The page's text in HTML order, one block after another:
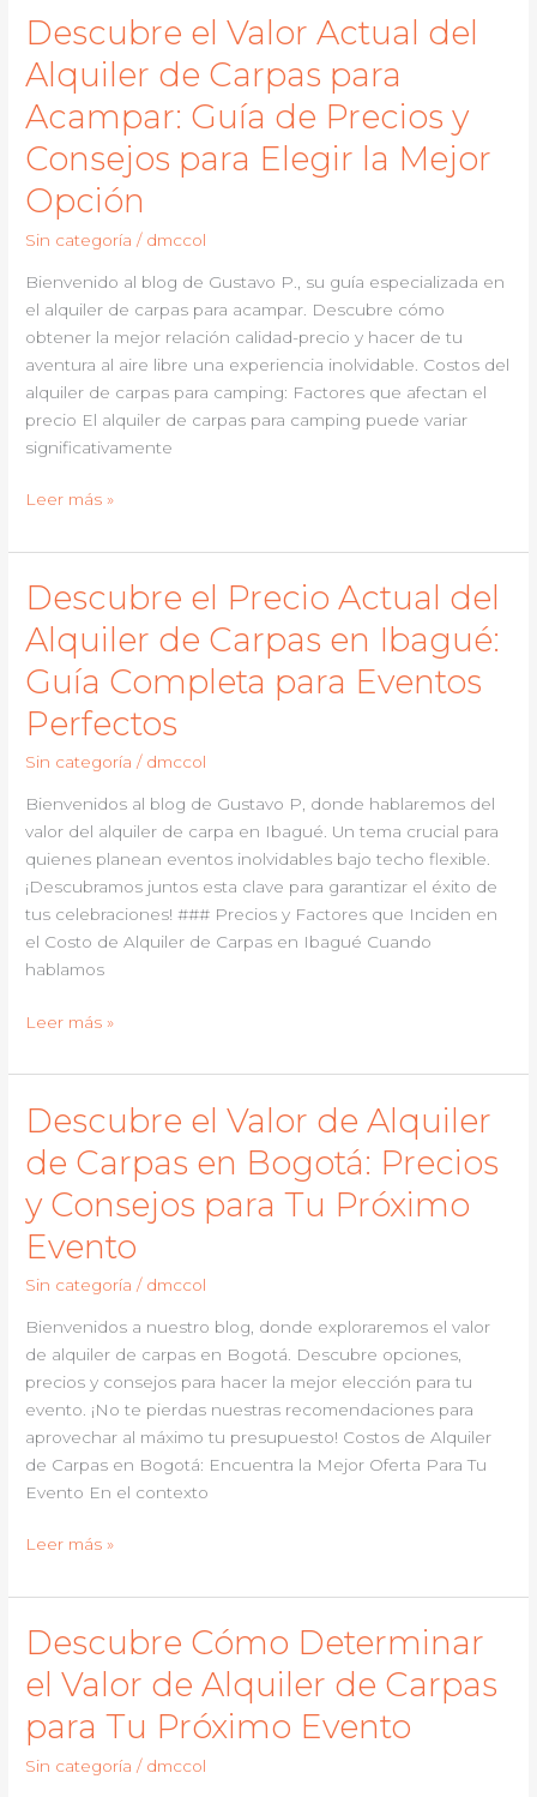
Actual
del
Alquiler
Carpas
para
en
Bucaramanga:
y
Consejos
Prácticos
Descubre el Valor Actual del
Alquiler de Carpas para
Acampar: Guía de Precios y
Consejos para Elegir la Mejor
Opción
Sin categoría / dmccol
Bienvenido al blog de Gustavo P., su guía especializada en
el alquiler de carpas para acampar. Descubre cómo
obtener la mejor relación calidad-precio y hacer de tu
aventura al aire libre una experiencia inolvidable. Costos del
alquiler de carpas para camping: Factores que afectan el
precio El alquiler de carpas para camping puede variar
significativamente
Descubre
Valor
del
Alquiler
Carpas
para
Guía
de
Precios
y
Consejos
para
Elegir
la
Opción
Leer más »
Descubre el Precio Actual del
Alquiler de Carpas en Ibagué:
Guía Completa para Eventos
Perfectos
Sin categoría / dmccol
Bienvenidos al blog de Gustavo P, donde hablaremos del
valor del alquiler de carpa en Ibagué. Un tema crucial para
quienes planean eventos inolvidables bajo techo flexible.
¡Descubramos juntos esta clave para garantizar el éxito de
tus celebraciones! ### Precios y Factores que Inciden en
el Costo de Alquiler de Carpas en Ibagué Cuando
hablamos
Descubre
Precio
del
Alquiler
Carpas
en
Guía
Completa
para
Eventos
Perfectos
Leer más »
Descubre el Valor de Alquiler
de Carpas en Bogotá: Precios
y Consejos para Tu Próximo
Evento
Sin categoría / dmccol
Bienvenidos a nuestro blog, donde exploraremos el valor
de alquiler de carpas en Bogotá. Descubre opciones,
precios y consejos para hacer la mejor elección para tu
evento. ¡No te pierdas nuestras recomendaciones para
aprovechar al máximo tu presupuesto! Costos de Alquiler
de Carpas en Bogotá: Encuentra la Mejor Oferta Para Tu
Evento En el contexto
Descubre
Valor
de
Alquiler
de
en
Bogotá:
Leer más »
Descubre Cómo Determinar
el Valor de Alquiler de Carpas
para Tu Próximo Evento
Sin categoría / dmccol